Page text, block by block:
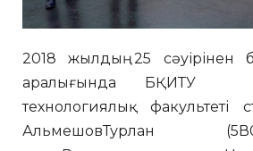
2018 жылдың 25 сәуірінен
аралығында БҚИТУ
технологиялық
АльмешовТурлан